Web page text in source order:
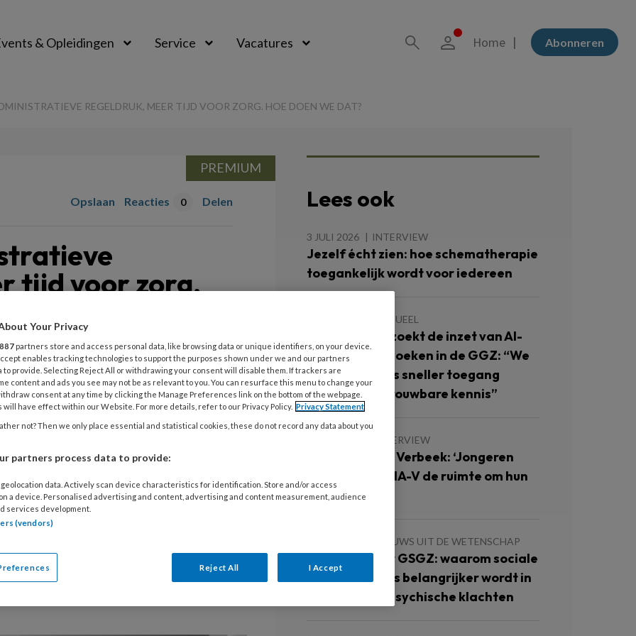
& Opleidingen Service Vacatures Abonneren
Home
REGELDRUK, MEER TIJD VOOR ZORG. HOE DOEN WE DAT?
Opslaan Reacties 0 Delen
tijd voor zorg.
in de ggz door de
per dag gemiddeld een
werkzaamheden. Het
maar ook voor minder
Minder administratieve regeldruk
aan extra tijd opleveren die aan
wellicht ook voor kortere
afgelopen jaren werden al
om de bureaucratie te
te verbeteren. Toch merken
daar niet genoeg
een deel van de oplossing
PREMIUM
Lees ook
3 JULI 2026 INTERVIEW
Jezelf écht zien: hoe schematherapie
toegankelijk wordt voor iedereen
ACTUEEL
Accare onderzoekt de inzet van AI-
ondersteund zoeken in de GGZ: “We
willen collega’s sneller toegang
geven tot betrouwbare kennis”
INTERVIEW
Interview Sien Verbeek: ‘Jongeren
krijgen met DNA-V de ruimte om hun
pad te vinden’
NIEUWS UIT DE WETENSCHAP
Van GGZ naar GSGZ: waarom sociale
context steeds belangrijker wordt in
behandeling psychische klachten
Your Privacy
887 partners store and access personal data, like browsing data or unique identifiers, on your device.
enables tracking technologies to support the purposes shown under we and our partners
to provide. Selecting Reject All or withdrawing your consent will disable them. If trackers are
content and ads you see may not be as relevant to you. You can resurface this menu to change your
consent at any time by clicking the Manage Preferences link on the bottom of the webpage.
will have effect within our Website. For more details, refer to our Privacy Policy. Privacy Statement
not? Then we only place essential and statistical cookies, these do not record any data about you
partners process data to provide:
data. Actively scan device characteristics for identification. Store and/or access
a device. Personalised advertising and content, advertising and content measurement, audience
services development.
(vendors)
Reject All I Accept